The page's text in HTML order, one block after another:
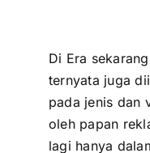
Di Era
ternyata juga
pada jenis dan
oleh papan
lagi hanya